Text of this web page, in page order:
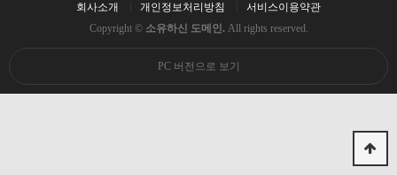
회사소개 개인정보처리방침
서비스이용약관
Copyright © 소유하신 도메인. All rights reserved.
PC 버전으로 보기